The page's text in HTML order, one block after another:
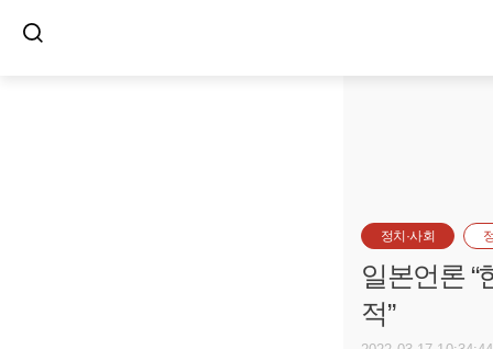
정치·사회
일본언론
적”